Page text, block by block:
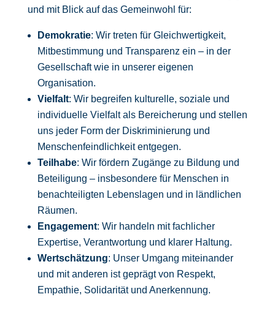
und mit Blick auf das Gemeinwohl für:
Demokratie: Wir treten für Gleichwertigkeit,
Mitbestimmung und Transparenz ein – in der
Gesellschaft wie in unserer eigenen
Organisation.
Vielfalt: Wir begreifen kulturelle, soziale und
individuelle Vielfalt als Bereicherung und stellen
uns jeder Form der Diskriminierung und
Menschenfeindlichkeit entgegen.
Teilhabe: Wir fördern Zugänge zu Bildung und
Beteiligung – insbesondere für Menschen in
benachteiligten Lebenslagen und in ländlichen
Räumen.
Engagement: Wir handeln mit fachlicher
Expertise, Verantwortung und klarer Haltung.
Wertschätzung: Unser Umgang miteinander
und mit anderen ist geprägt von Respekt,
Empathie, Solidarität und Anerkennung.